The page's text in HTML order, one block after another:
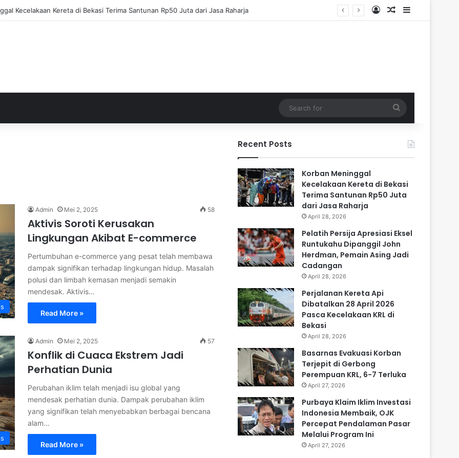
Apresiasi Eksel Runtukahu Dipanggil John Herdman, Pemain Asing Jadi Cadangan Log InRandom Article
Sidebar
for
Admin Mei 2, 2025 58
Aktivis Soroti Kerusakan
Lingkungan Akibat E-commerce
Pertumbuhan e-commerce yang pesat telah membawa
dampak signifikan terhadap lingkungan hidup. Masalah
polusi dan limbah kemasan menjadi semakin
mendesak. Aktivis…
Read More »
Admin Mei 2, 2025 57
Konflik di Cuaca Ekstrem Jadi
Perhatian Dunia
Perubahan iklim telah menjadi isu global yang
mendesak perhatian dunia. Dampak perubahan iklim
yang signifikan telah menyebabkan berbagai bencana
alam…
Read More »
Recent Posts
Korban Meninggal
Kecelakaan Kereta di Bekasi
Terima Santunan Rp50 Juta
dari Jasa Raharja
April 28, 2026
Pelatih Persija Apresiasi Eksel
Runtukahu Dipanggil John
Herdman, Pemain Asing Jadi
Cadangan
April 28, 2026
Perjalanan Kereta Api
Dibatalkan 28 April 2026
Pasca Kecelakaan KRL di
Bekasi
April 28, 2026
Basarnas Evakuasi Korban
Terjepit di Gerbong
Perempuan KRL, 6-7 Terluka
April 27, 2026
Purbaya Klaim Iklim Investasi
Indonesia Membaik, OJK
Percepat Pendalaman Pasar
Melalui Program Ini
April 27, 2026